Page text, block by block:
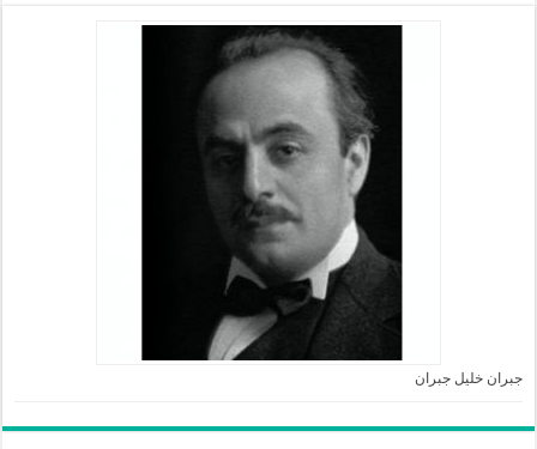
جبران خليل جبران